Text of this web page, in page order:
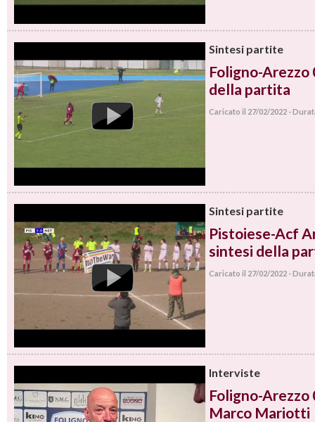
Sintesi partite
Foligno-Arezzo
della partita
Caricato il 27/02/2022 -
Sintesi partite
Pistoiese-Acf
sintesi della
Caricato il 27/02/2022 -
Interviste
Foligno-Arezzo
Marco Mariotti